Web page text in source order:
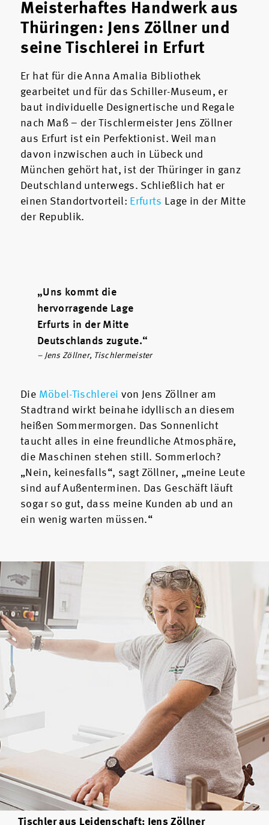
Meisterhaftes Handwerk aus
Thüringen: Jens Zöllner und
seine Tischlerei in Erfurt
Er hat für die Anna Amalia Bibliothek
gearbeitet und für das Schiller-Museum, er
baut individuelle Designertische und Regale
nach Maß – der Tischlermeister Jens Zöllner
aus Erfurt ist ein Perfektionist. Weil man
davon inzwischen auch in Lübeck und
München gehört hat, ist der Thüringer in ganz
Deutschland unterwegs. Schließlich hat er
einen Standortvorteil: Erfurts Lage in der Mitte
der Republik.
„Uns kommt die
hervorragende Lage
Erfurts in der Mitte
Deutschlands zugute.“
– Jens Zöllner, Tischlermeister
Die Möbel-Tischlerei von Jens Zöllner am
Stadtrand wirkt beinahe idyllisch an diesem
heißen Sommermorgen. Das Sonnenlicht
taucht alles in eine freundliche Atmosphäre,
die Maschinen stehen still. Sommerloch?
„Nein, keinesfalls“, sagt Zöllner, „meine Leute
sind auf Außenterminen. Das Geschäft läuft
sogar so gut, dass meine Kunden ab und an
ein wenig warten müssen.“
Tischler aus Leidenschaft: Jens Zöllner